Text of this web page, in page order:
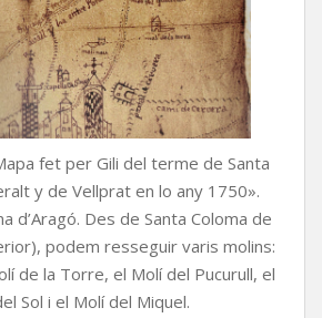
fet per Gili del terme de Santa
y de Vellprat en lo any 1750».
d’Aragó. Des de Santa Coloma de
podem resseguir varis molins:
de la Torre, el Molí del Pucurull, el
Sol i el Molí del Miquel.